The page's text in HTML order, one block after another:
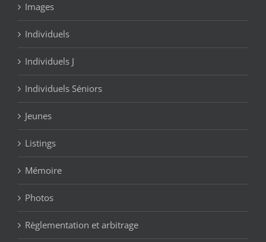
Images
Individuels
Individuels J
Individuels Séniors
Jeunes
Listings
Mémoire
Photos
Règlementation et arbitrage